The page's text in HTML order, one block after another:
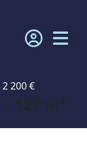
200 €
127 m²